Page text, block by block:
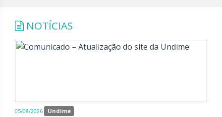
NOTÍCIAS
05/08/2026 Undime